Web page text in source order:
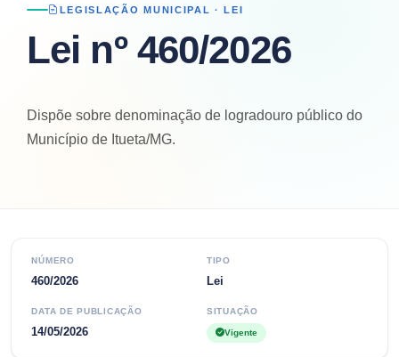
LEGISLAÇÃO MUNICIPAL ·LEI
Lei nº 460/2026
Dispõe sobre denominação de logradouro público do
Município de Itueta/MG.
NÚMERO
460/2026
TIPO
Lei
DATA DE PUBLICAÇÃO
14/05/2026
SITUAÇÃO
Vigente